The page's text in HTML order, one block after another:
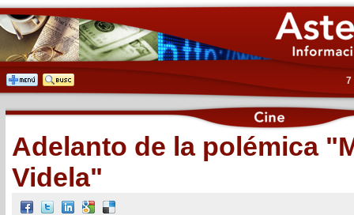
7
Adelanto de la polémica
Videla"